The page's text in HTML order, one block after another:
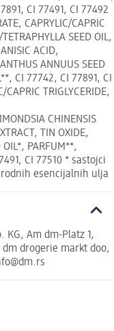
CI 77491, CI 77492
CAPRYLIC/CAPRIC
SEED OIL,
ACID,
ANNUUS SEED
CI 77742, CI 77891, CI
TRIGLYCERIDE,
CHINENSIS
TIN OXIDE,
OIL*, PARFUM**,
CI 77510 * sastojci
esencijalnih ulja
KG, Am dm-Platz 1,
dm drogerie markt doo,